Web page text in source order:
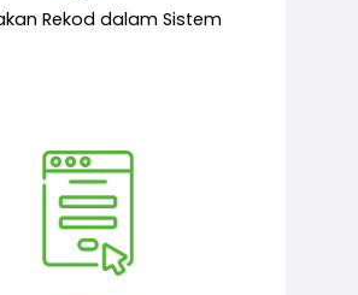
Rekod dalam Sistem
mengisi borang
bagi pendaftaran